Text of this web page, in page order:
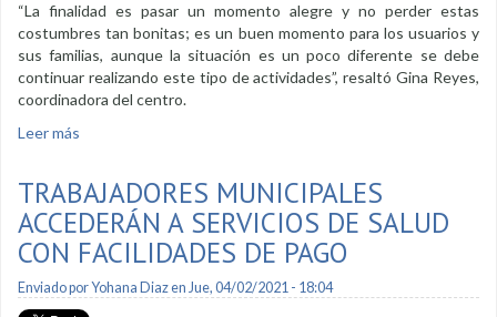
“La finalidad es pasar un momento alegre y no perder estas
costumbres tan bonitas; es un buen momento para los usuarios y
sus familias, aunque la situación es un poco diferente se debe
continuar realizando este tipo de actividades”, resaltó Gina Reyes,
coordinadora del centro.
Leer más
TRABAJADORES MUNICIPALES
ACCEDERÁN A SERVICIOS DE SALUD
CON FACILIDADES DE PAGO
Enviado porYohana Diazen Jue, 04/02/2021 - 18:04